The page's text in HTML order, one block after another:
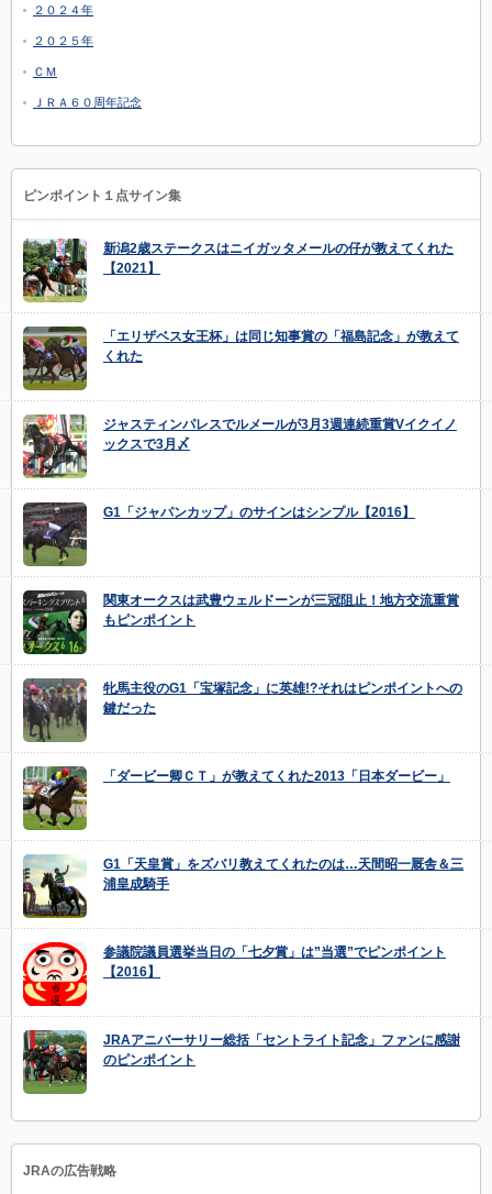
２０２４年
２０２５年
ＣＭ
ＪＲＡ６０周年記念
ピンポイント１点サイン集
新潟2歳ステークスはニイガッタメールの仔が教えてくれた
【2021】
「エリザベス女王杯」は同じ知事賞の「福島記念」が教えて
くれた
ジャスティンパレスでルメールが3月3週連続重賞Vイクイノ
ックスで3月〆
G1「ジャパンカップ」のサインはシンプル【2016】
関東オークスは武豊ウェルドーンが三冠阻止！地方交流重賞
もピンポイント
牝馬主役のG1「宝塚記念」に英雄!?それはピンポイントへの
鍵だった
「ダービー卿ＣＴ」が教えてくれた2013「日本ダービー」
G1「天皇賞」をズバリ教えてくれたのは…天間昭一厩舎＆三
浦皇成騎手
参議院議員選挙当日の「七夕賞」は”当選”でピンポイント
【2016】
JRAアニバーサリー総括「セントライト記念」ファンに感謝
のピンポイント
JRAの広告戦略